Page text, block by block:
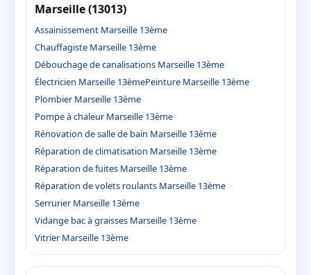
Marseille (13013)
Assainissement Marseille 13ème
Chauffagiste Marseille 13ème
Débouchage de canalisations Marseille 13ème
Électricien Marseille 13èmePeinture Marseille 13ème
Plombier Marseille 13ème
Pompe à chaleur Marseille 13ème
Rénovation de salle de bain Marseille 13ème
Réparation de climatisation Marseille 13ème
Réparation de fuites Marseille 13ème
Réparation de volets roulants Marseille 13ème
Serrurier Marseille 13ème
Vidange bac à graisses Marseille 13ème
Vitrier Marseille 13ème